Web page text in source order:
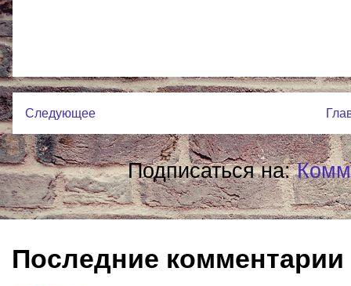
Следующее
Подписаться на:
Последние комментарии